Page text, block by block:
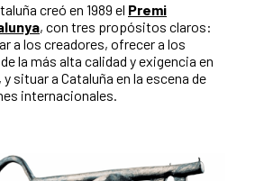
creó en 1989 el Premi
, con tres propósitos claros:
a los creadores, ofrecer a los
la más alta calidad y exigencia en
situar a Cataluña en la escena de
internacionales.